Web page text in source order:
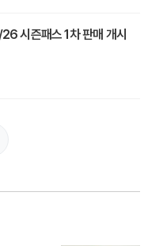
시즌패스 1차 판매 개시